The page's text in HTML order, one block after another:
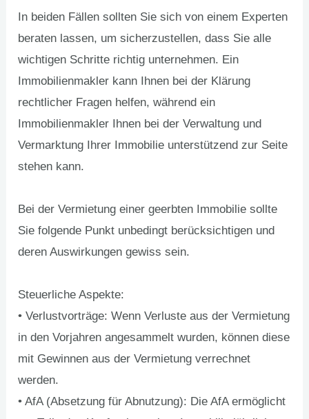
In beiden Fällen sollten Sie sich von einem Experten
beraten lassen, um sicherzustellen, dass Sie alle
wichtigen Schritte richtig unternehmen. Ein
Immobilienmakler kann Ihnen bei der Klärung
rechtlicher Fragen helfen, während ein
Immobilienmakler Ihnen bei der Verwaltung und
Vermarktung Ihrer Immobilie unterstützend zur Seite
stehen kann.
Bei der Vermietung einer geerbten Immobilie sollte
Sie folgende Punkt unbedingt berücksichtigen und
deren Auswirkungen gewiss sein.
Steuerliche Aspekte:
• Verlustvorträge: Wenn Verluste aus der Vermietung
in den Vorjahren angesammelt wurden, können diese
mit Gewinnen aus der Vermietung verrechnet
werden.
• AfA (Absetzung für Abnutzung): Die AfA ermöglicht